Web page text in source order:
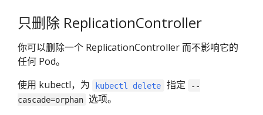
只删除 ReplicationController
你可以删除一个 ReplicationController 而不影响它的
任何 Pod。
使用 kubectl，为
kubectl delete 指定
--
cascade=orphan 选项。